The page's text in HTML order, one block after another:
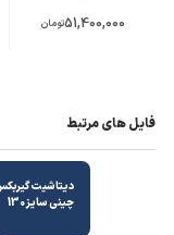
51,400,000تومان
فایل های مرتبط
چینی سایز 130